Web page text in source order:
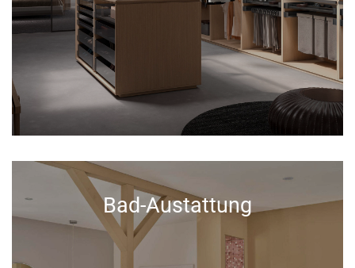
Bad-Austattung